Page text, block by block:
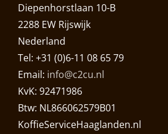
Diepenhorstlaan 10-B
2288 EW Rijswijk
Nederland
Tel: +31 (0)6-11 08 65 79
Email: info@c2cu.nl
KvK: 92471986
Btw: NL866062579B01
KoffieServiceHaaglanden.nl